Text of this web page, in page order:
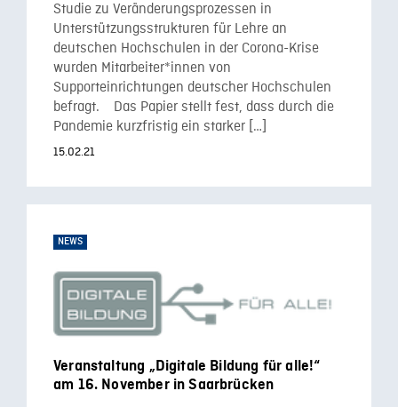
Studie zu Veränderungsprozessen in
Unterstützungsstrukturen für Lehre an
deutschen Hochschulen in der Corona-Krise
wurden Mitarbeiter*innen von
Supporteinrichtungen deutscher Hochschulen
befragt. Das Papier stellt fest, dass durch die
Pandemie kurzfristig ein starker […]
15.02.21
NEWS
Veranstaltung „Digitale Bildung für alle!“
am 16. November in Saarbrücken